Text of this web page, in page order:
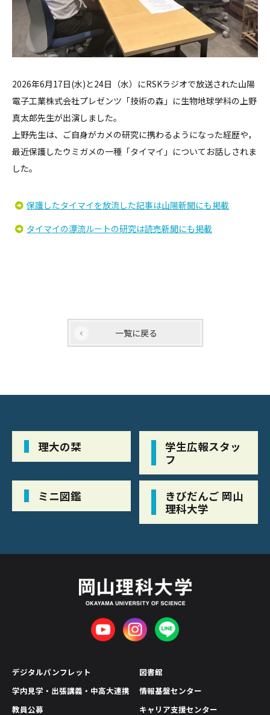
2026年6月17日(水)と24日（水）にRSKラジオで放送された山陽
電子工業株式会社プレゼンツ「技術の森」に生物地球学科の上野
真太郎先生が出演しました。
上野先生は、ご自身がカメの研究に携わるようになった経歴や，
最近保護したウミガメの一種「タイマイ」についてお話しされま
した。
保護したタイマイを放流した記事は山陽新聞にも掲載
タイマイの漂流ルートの研究は読売新聞にも掲載
一覧に戻る
理大の栞
学生広報スタッ
フ
ミニ図鑑
きびだんご 岡山
理科大学
デジタルパンフレット
学内見学・出張講義・中高大連携
教員公募
図書館
情報基盤センター
キャリア支援センター